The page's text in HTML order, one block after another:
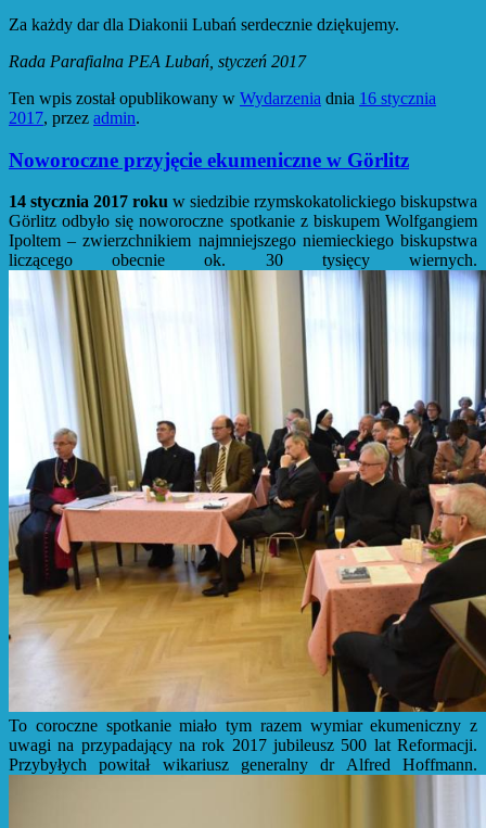
Za każdy dar dla Diakonii Lubań serdecznie dziękujemy.
Rada Parafialna PEA Lubań, styczeń 2017
Ten wpis został opublikowany w Wydarzenia dnia 16 stycznia
2017, przez admin.
Noworoczne przyjęcie ekumeniczne w Görlitz
14 stycznia 2017 roku w siedzibie rzymskokatolickiego biskupstwa
Görlitz odbyło się noworoczne spotkanie z biskupem Wolfgangiem
Ipoltem – zwierzchnikiem najmniejszego niemieckiego biskupstwa
liczącego obecnie ok. 30 tysięcy wiernych.
To coroczne spotkanie miało tym razem wymiar ekumeniczny z
uwagi na przypadający na rok 2017 jubileusz 500 lat Reformacji.
Przybyłych powitał wikariusz generalny dr Alfred Hoffmann.